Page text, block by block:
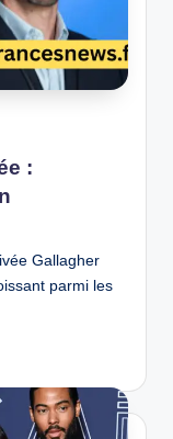
:
Gallagher
parmi les